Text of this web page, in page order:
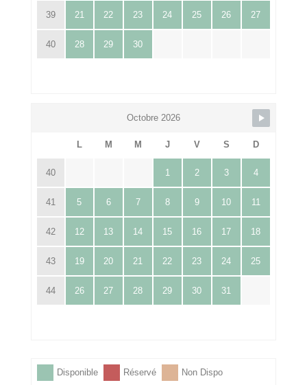
39 21 22 23 24 25 26 27
40 28 29 30
Octobre 2026
L M M J V S D
40 1 2 3 4
41 5 6 7 8 9 10 11
42 12 13 14 15 16 17 18
43 19 20 21 22 23 24 25
44 26 27 28 29 30 31
Disponible Réservé Non Dispo